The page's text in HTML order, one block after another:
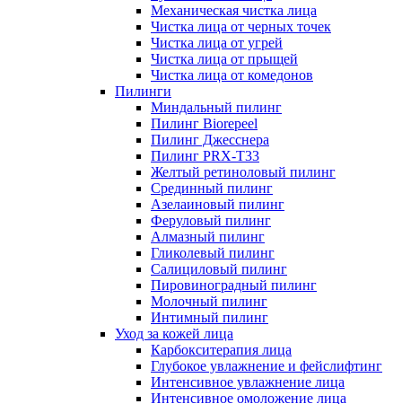
Механическая чистка лица
Чистка лица от черных точек
Чистка лица от угрей
Чистка лица от прыщей
Чистка лица от комедонов
Пилинги
Миндальный пилинг
Пилинг Biorepeel
Пилинг Джесснера
Пилинг PRX-T33
Желтый ретиноловый пилинг
Срединный пилинг
Азелаиновый пилинг
Феруловый пилинг
Алмазный пилинг
Гликолевый пилинг
Салициловый пилинг
Пировиноградный пилинг
Молочный пилинг
Интимный пилинг
Уход за кожей лица
Карбокситерапия лица
Глубокое увлажнение и фейслифтинг
Интенсивное увлажнение лица
Интенсивное омоложение лица